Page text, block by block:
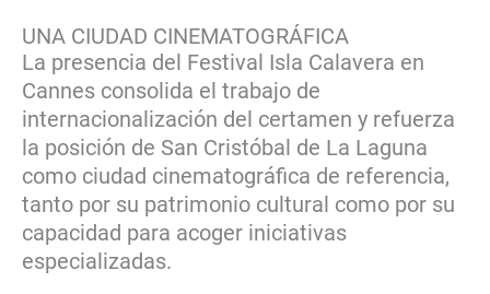
UNA CIUDAD CINEMATOGRÁFICA
La presencia del Festival Isla Calavera en
Cannes consolida el trabajo de
internacionalización del certamen y refuerza
la posición de San Cristóbal de La Laguna
como ciudad cinematográfica de referencia,
tanto por su patrimonio cultural como por su
capacidad para acoger iniciativas
especializadas.